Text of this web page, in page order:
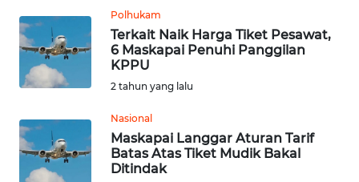
Polhukam
Terkait Naik Harga Tiket Pesawat,
6 Maskapai Penuhi Panggilan
KPPU
2 tahun yang lalu
Nasional
Maskapai Langgar Aturan Tarif
Batas Atas Tiket Mudik Bakal
Ditindak
SULTENG
WN
SULBAR
BABEL
WN